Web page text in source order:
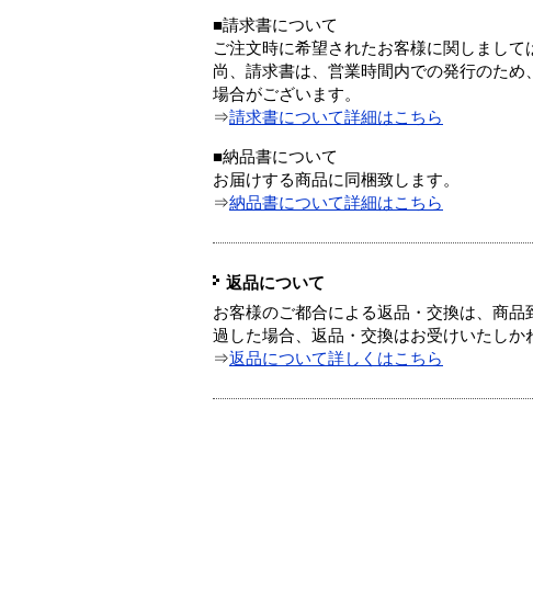
■請求書について
ご注文時に希望されたお客様に関しまして
尚、請求書は、営業時間内での発行のた
場合がございます。
⇒請求書について詳細はこちら
■納品書について
お届けする商品に同梱致します。
⇒納品書について詳細はこちら
返品について
お客様のご都合による返品・交換は、商
過した場合、返品・交換はお受けいたしか
⇒返品について詳しくはこちら